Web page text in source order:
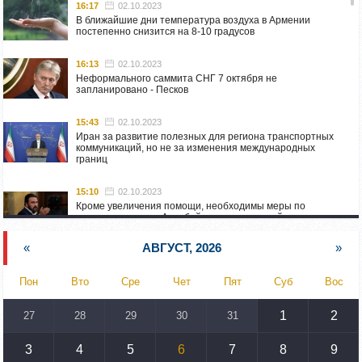
16:17 02.10.2023
В ближайшие дни температура воздуха в Армении
постепенно снизится на 8-10 градусов
16:13 02.10.2023
Неформального саммита СНГ 7 октября не
запланировано - Песков
15:43 02.10.2023
Иран за развитие полезных для региона транспортных
коммуникаций, но не за изменения международных
границ
15:10 02.10.2023
Кроме увеличения помощи, необходимы меры по
пресечению угроз Азербайджана: испанский депутат
Азербайджан обстреляли автомобиль ВС Армении,
перевозивший продовольствие
14:46 02.10.2023
парламентарий – Алену Симоняну
« АВГУСТ, 2026 »
Пон Вто Сре Чет Пят Суб Вос
27 28 29 30 31 1 2
3 4 5 6 7 8 9